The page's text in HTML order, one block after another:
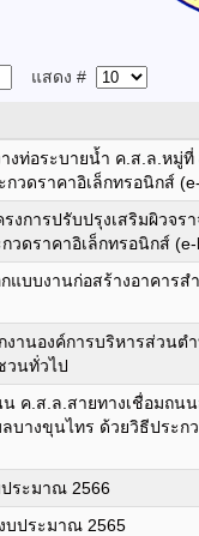
แสดง #
างท่อระบายน้ำ ค.ส.ล.ห
วดราคาอิเล็กทรอนิกส์
งการปรับปรุงเสริมผิวจ
ดราคาอิเล็กทรอนิกส์ (e-
แบบงานก่อสร้างอาคาร
งานองค์การบริหารส่วนต
วนทั่วไป
ค.ส.ล.สายทางเชื่อมถน
างขุนไทร ด้วยวิธีประก
ระมาณ 2566
บประมาณ 2565